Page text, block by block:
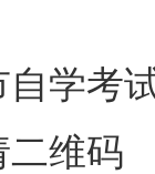
自学考
二维码